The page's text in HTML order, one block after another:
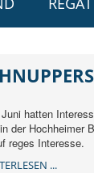
hatten
der Hochheimer
reges Interesse.
...